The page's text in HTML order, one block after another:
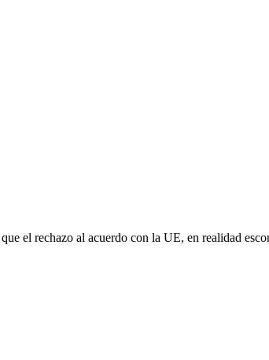
el rechazo al acuerdo con la UE, en realidad